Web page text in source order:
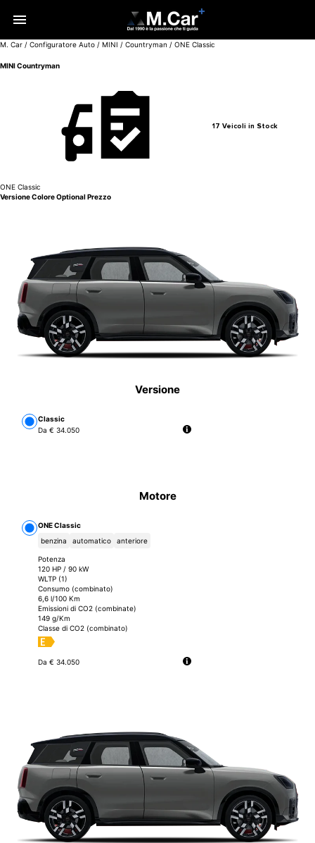
M. Car / Configuratore Auto / MINI / Countryman / ONE Classic
MINI Countryman
17 Veicoli in Stock
ONE Classic
VersioneColoreOptionalPrezzo
Versione
Classic
Da € 34.050
Motore
ONE Classic
benzina
automatico anteriore
Potenza
120 HP / 90 kW
WLTP (1)
Consumo (combinato)
6,6 l/100 Km
Emissioni di CO2 (combinate)
149 g/Km
Classe di CO2 (combinato)
Da € 34.050